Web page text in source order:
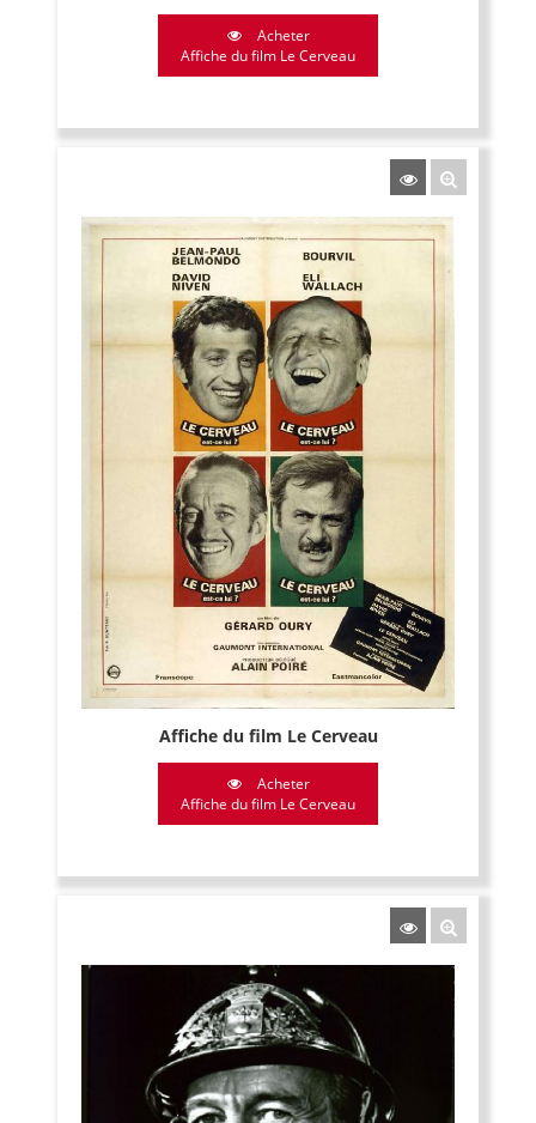
Acheter
Affiche du film Le Cerveau
Affiche du film Le Cerveau
Acheter
Affiche du film Le Cerveau